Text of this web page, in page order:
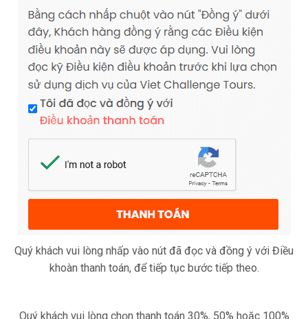
Quý khách vui lòng nhấp vào nút đã đọc và đồng ý với Điều
khoàn thanh toán, để tiếp tục bước tiếp theo.
Quý khách vui lòng chọn thanh toán 30%, 50% hoặc 100%